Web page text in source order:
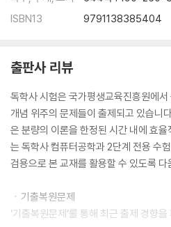
ISBN13
9791138385404
출판사 리뷰
독학사 시험은 국가평생교육진흥원에
개념 위주의 문제들이 출제되고 있습니
은 분량의 이론을 한정된 시간 내에 효
는 독학사 컴퓨터공학과 2단계 전용 수
검용으로 본 교재를 활용할 수 있도록
ㆍ기출복원문제
‘기출복원문제’를 통해 최근 출제 경향